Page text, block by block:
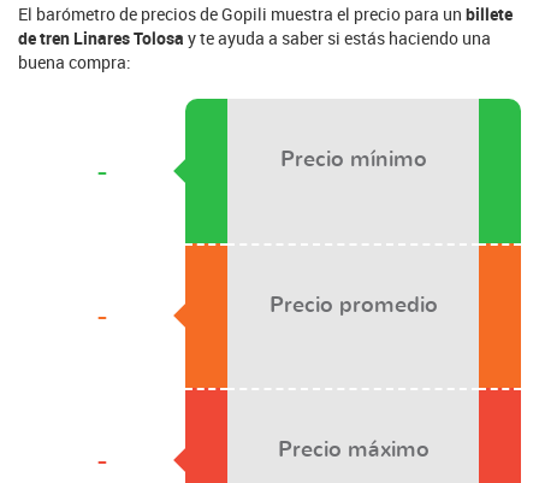
El barómetro de precios de Gopili muestra el precio para un billete
de tren Linares Tolosa y te ayuda a saber si estás haciendo una
buena compra:
-
-
-
Precio mínimo
Precio promedio
Precio máximo